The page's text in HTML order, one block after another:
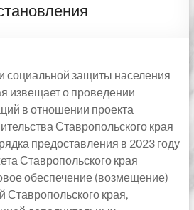
социальной защиты населения
извещает о проведении
в отношении проекта
Ставропольского края
предоставления в 2023 году
Ставропольского края
обеспечение (возмещение)
Ставропольского края,